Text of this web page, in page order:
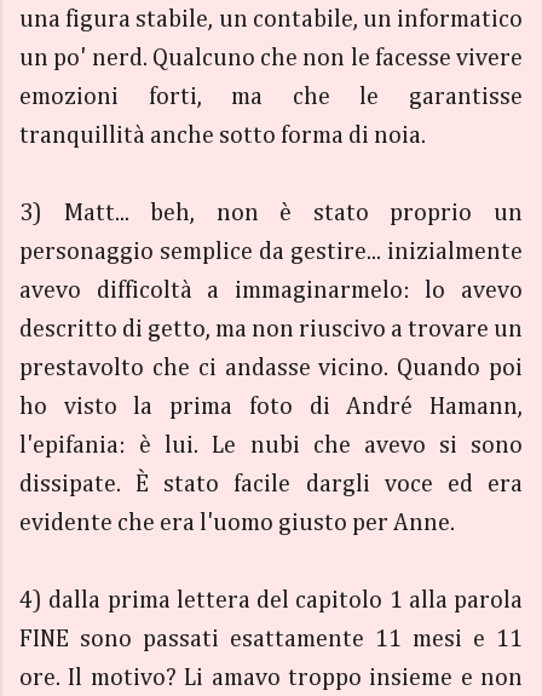
una figura stabile, un contabile, un informatico
un po' nerd. Qualcuno che non le facesse vivere
emozioni forti, ma che le garantisse
tranquillità anche sotto forma di noia.
3) Matt... beh, non è stato proprio un
personaggio semplice da gestire... inizialmente
avevo difficoltà a immaginarmelo: lo avevo
descritto di getto, ma non riuscivo a trovare un
prestavolto che ci andasse vicino. Quando poi
ho visto la prima foto di André Hamann,
l'epifania: è lui. Le nubi che avevo si sono
dissipate. È stato facile dargli voce ed era
evidente che era l'uomo giusto per Anne.
4) dalla prima lettera del capitolo 1 alla parola
FINE sono passati esattamente 11 mesi e 11
ore. Il motivo? Li amavo troppo insieme e non